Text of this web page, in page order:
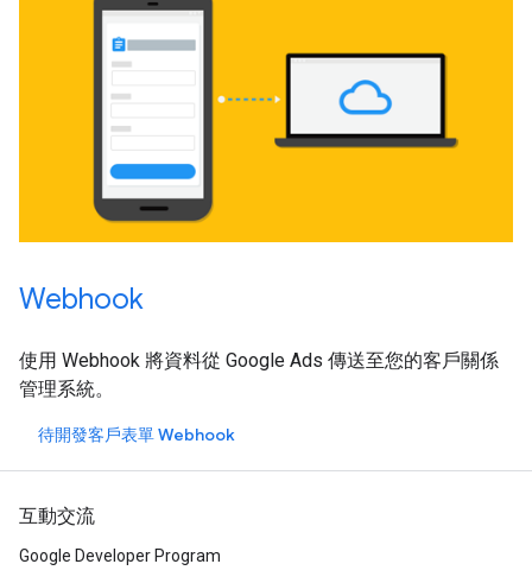
Webhook
使用 Webhook 將資料從 Google Ads 傳送至您的客戶關係
管理系統。
待開發客戶表單 Webhook
互動交流
Google Developer Program